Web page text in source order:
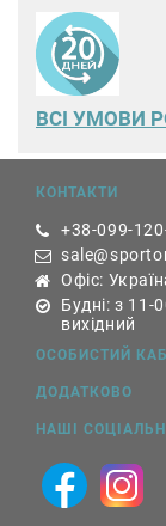
ВСІ УМОВИ
КОНТАКТИ
+38-099-
Офіс:
Будні: з 11-
вихідний
ОСОБИСТИЙ
ДОДАТКОВО
НАШІ